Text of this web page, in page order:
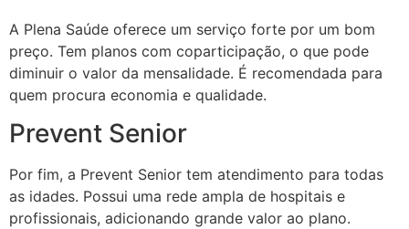
A Plena Saúde oferece um serviço forte por um bom
preço. Tem planos com coparticipação, o que pode
diminuir o valor da mensalidade. É recomendada para
quem procura economia e qualidade.
Prevent Senior
Por fim, a Prevent Senior tem atendimento para todas
as idades. Possui uma rede ampla de hospitais e
profissionais, adicionando grande valor ao plano.